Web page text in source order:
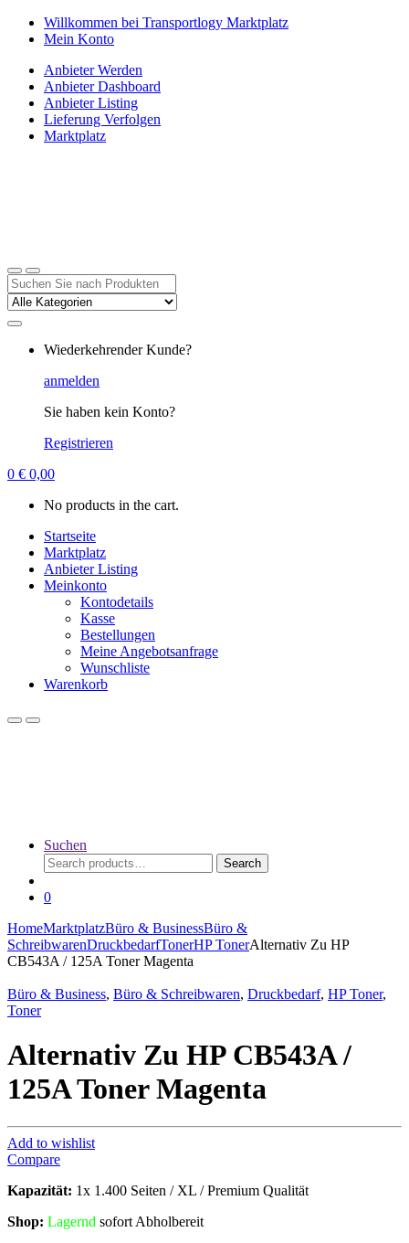
Navigation
Zum
Inhalt
Willkommen bei Transportlogy Marktplatz
Mein Konto
Anbieter Werden
Anbieter Dashboard
Anbieter Listing
Lieferung Verfolgen
Marktplatz
Suchen
nach:
Wiederkehrender Kunde?
anmelden
Sie haben kein Konto?
Registrieren
0 € 0,00
No products in the cart.
Startseite
Marktplatz
Anbieter Listing
Meinkonto
Kontodetails
Kasse
Bestellungen
Meine Angebotsanfrage
Wunschliste
Warenkorb
Suchen
Search
for:
Search
0
HomeMarktplatzBüro & BusinessBüro &
SchreibwarenDruckbedarfTonerHP TonerAlternativ Zu HP
CB543A / 125A Toner Magenta
Büro & Business, Büro & Schreibwaren, Druckbedarf, HP Toner,
Toner
Alternativ Zu HP CB543A /
125A Toner Magenta
Add to wishlist
Compare
Kapazität: 1x 1.400 Seiten / XL / Premium Qualität
Shop: Lagernd sofort Abholbereit